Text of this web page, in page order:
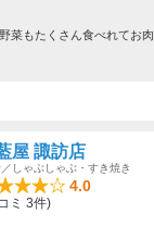
菜もたくさん食べれてお
屋 諏訪店
しゃぶしゃぶ・すき焼き
4.0
ミ 3件)